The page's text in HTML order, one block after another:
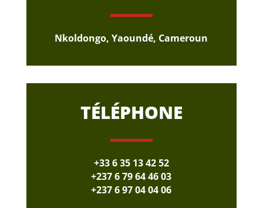
Nkoldongo, Yaoundé, Cameroun
TÉLÉPHONE
+33 6 35 13 42 52
+237 6 79 64 46 03
+237 6 97 04 04 06